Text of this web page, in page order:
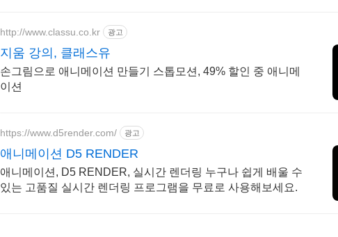
http://www.classu.co.kr 광고
지움 강의, 클래스유
손그림으로 애니메이션 만들기 스톱모션, 49% 할인 중 애니메
이션
https://www.d5render.com/ 광고
애니메이션 D5 RENDER
애니메이션, D5 RENDER, 실시간 렌더링 누구나 쉽게 배울 수
있는 고품질 실시간 렌더링 프로그램을 무료로 사용해보세요.